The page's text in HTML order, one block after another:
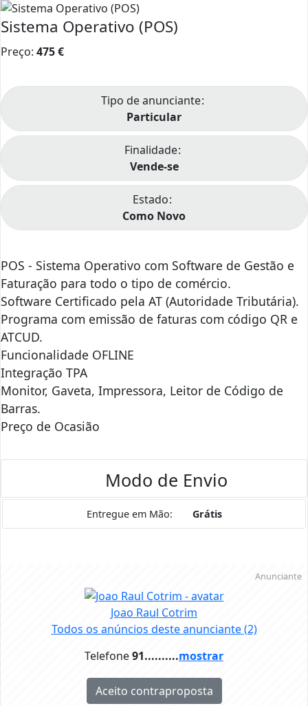
Sistema Operativo (POS)
Preço: 475€
Tipo de anunciante
Particular
Finalidade
Vende-se
Estado
Como Novo
POS - Sistema Operativo com Software de Gestão e
Faturação para todo o tipo de comércio.
Software Certificado pela AT (Autoridade Tributária).
Programa com emissão de faturas com código QR e
ATCUD.
Funcionalidade OFLINE
Integração TPA
Monitor, Gaveta, Impressora, Leitor de Código de
Barras.
Preço de Ocasião
Modo de Envio
Entregue em Mão: Grátis
Aceito contraproposta
Telefone91..........mostrar
Anunciante
Joao Raul Cotrim
Todos os anúncios deste anunciante(2)